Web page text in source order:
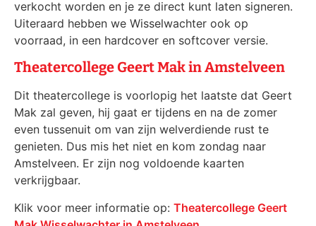
verkocht worden en je ze direct kunt laten signeren.
Uiteraard hebben we Wisselwachter ook op
voorraad, in een hardcover en softcover versie.
Theatercollege Geert Mak in Amstelveen
Dit theatercollege is voorlopig het laatste dat Geert
Mak zal geven, hij gaat er tijdens en na de zomer
even tussenuit om van zijn welverdiende rust te
genieten. Dus mis het niet en kom zondag naar
Amstelveen. Er zijn nog voldoende kaarten
verkrijgbaar.
Klik voor meer informatie op: Theatercollege Geert